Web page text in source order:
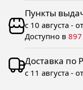
Пункты
с 10 августа -
Доступно в
Доставка по
с 11 августа -